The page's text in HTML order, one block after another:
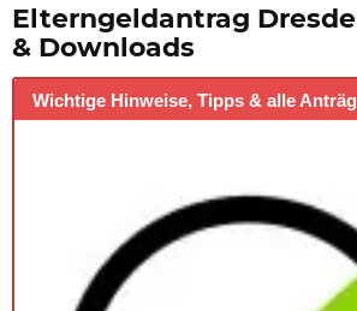
Elterngeldantrag
& Downloads
Wichtige Hinweise, Tipps & alle